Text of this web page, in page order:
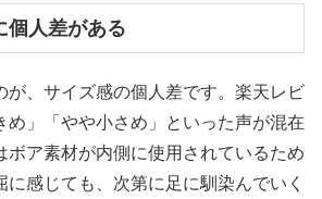
人差がある
が、サイズ感の個人差です。楽天レビ
め」「やや小さめ」といった声が混在
ボア素材が内側に使用されているため
に感じても、次第に足に馴染んでいく